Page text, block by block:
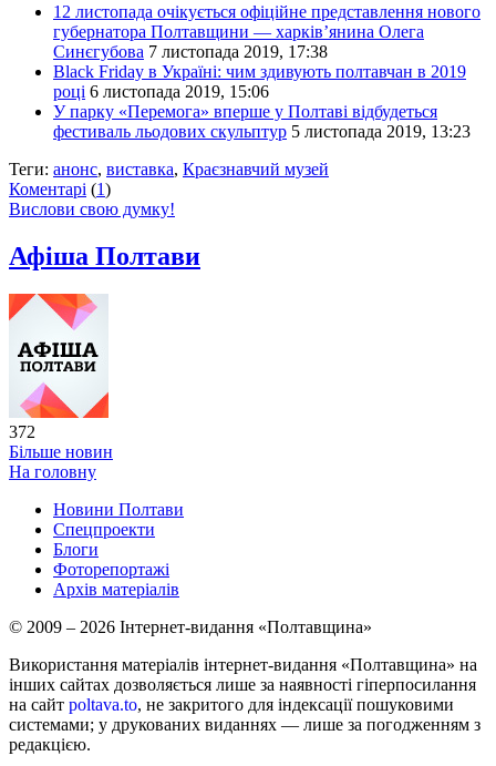
12 листопада очікується офіційне представлення нового
губернатора Полтавщини — харків’янина Олега
Синєгубова 7 листопада 2019, 17:38
Black Friday в Україні: чим здивують полтавчан в 2019
році 6 листопада 2019, 15:06
У парку «Перемога» вперше у Полтаві відбудеться
фестиваль льодових скульптур 5 листопада 2019, 13:23
Теги: анонс, виставка, Краєзнавчий музей
Коментарі (1)
Вислови свою думку!
Афіша Полтави
372
Більше новин
На головну
Новини Полтави
Спецпроекти
Блоги
Фоторепортажі
Архів матеріалів
© 2009 – 2026 Інтернет-видання «Полтавщина»
Використання матеріалів інтернет-видання «Полтавщина» на
інших сайтах дозволяється лише за наявності гіперпосилання
на сайт poltava.to, не закритого для індексації пошуковими
системами; у друкованих виданнях — лише за погодженням з
редакцією.